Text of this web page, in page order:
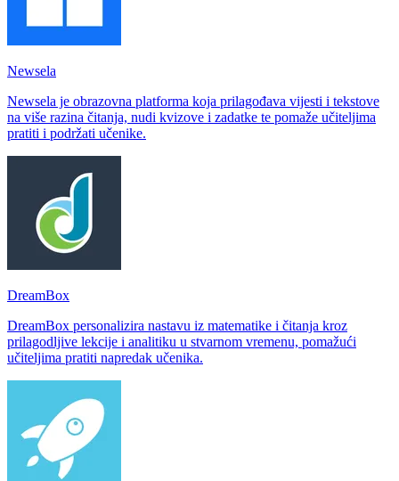
Newsela
Newsela je obrazovna platforma koja prilagođava vijesti i tekstove
na više razina čitanja, nudi kvizove i zadatke te pomaže učiteljima
pratiti i podržati učenike.
DreamBox
DreamBox personalizira nastavu iz matematike i čitanja kroz
prilagodljive lekcije i analitiku u stvarnom vremenu, pomažući
učiteljima pratiti napredak učenika.